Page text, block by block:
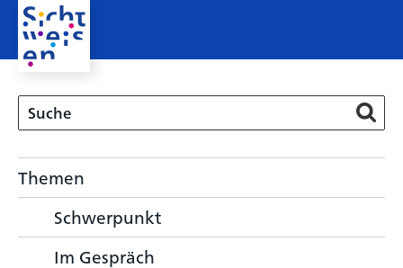
Themen
Schwerpunkt
Im Gespräch